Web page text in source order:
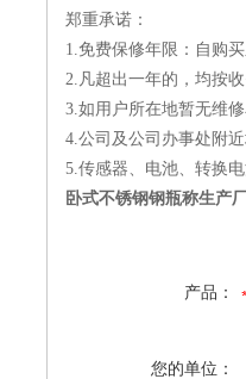
郑重承诺：
1.免费保修年限：自购
2.凡超出一年的，均按
3.如用户所在地暂无维
4.公司及公司办事处附
5.传感器、电池、转换
卧式不锈钢钢瓶称生产
产品：
您的单位：